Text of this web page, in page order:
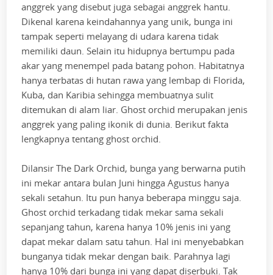
anggrek yang disebut juga sebagai anggrek hantu.
Dikenal karena keindahannya yang unik, bunga ini
tampak seperti melayang di udara karena tidak
memiliki daun. Selain itu hidupnya bertumpu pada
akar yang menempel pada batang pohon. Habitatnya
hanya terbatas di hutan rawa yang lembap di Florida,
Kuba, dan Karibia sehingga membuatnya sulit
ditemukan di alam liar. Ghost orchid merupakan jenis
anggrek yang paling ikonik di dunia. Berikut fakta
lengkapnya tentang ghost orchid.
Dilansir The Dark Orchid, bunga yang berwarna putih
ini mekar antara bulan Juni hingga Agustus hanya
sekali setahun. Itu pun hanya beberapa minggu saja.
Ghost orchid terkadang tidak mekar sama sekali
sepanjang tahun, karena hanya 10% jenis ini yang
dapat mekar dalam satu tahun. Hal ini menyebabkan
bunganya tidak mekar dengan baik. Parahnya lagi
hanya 10% dari bunga ini yang dapat diserbuki. Tak